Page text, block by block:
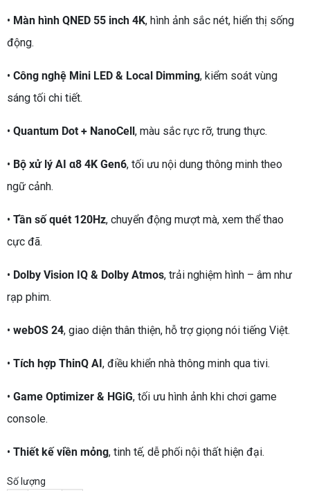
• Màn hình QNED 55 inch 4K, hình ảnh sắc nét, hiển thị sống
động.
• Công nghệ Mini LED & Local Dimming, kiểm soát vùng
sáng tối chi tiết.
• Quantum Dot + NanoCell , màu sắc rực rỡ, trung thực.
• Bộ xử lý AI α8 4K Gen6, tối ưu nội dung thông minh theo
ngữ cảnh.
• Tần số quét 120Hz, chuyển động mượt mà, xem thể thao
cực đã.
• Dolby Vision IQ & Dolby Atmos, trải nghiệm hình – âm như
rạp phim.
• webOS 24, giao diện thân thiện, hỗ trợ giọng nói tiếng Việt.
• Tích hợp ThinQ AI , điều khiển nhà thông minh qua tivi.
• Game Optimizer & HGiG, tối ưu hình ảnh khi chơi game
console.
• Thiết kế viền mỏng, tinh tế, dễ phối nội thất hiện đại.
Số lượng